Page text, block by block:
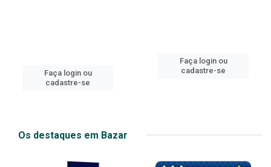
Faça login ou
cadastre-se
Faça login ou
cadastre-se
Os destaques em Bazar